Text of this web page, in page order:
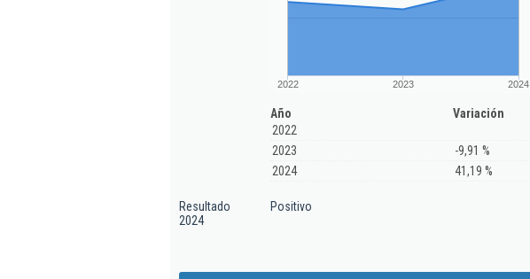
2022 2023 2024
Año
Variación
2022
2023
-9,91 %
2024
41,19 %
Resultado
2024
Positivo